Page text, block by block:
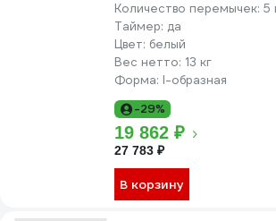
Количество перемычек: 5
Таймер: да
Цвет: белый
Вес нетто: 13 кг
Форма: I-образная
-29%
19 862 ₽
27 783 ₽
В корзину